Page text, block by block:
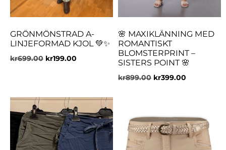
GRÖNMÖNSTRAD A-
LINJEFORMAD KJOL 💚✨
kr699.00 kr199.00
🌸 MAXIKLÄNNING MED
ROMANTISKT
BLOMSTERPRINT –
SISTERS POINT 🌸
kr899.00 kr399.00